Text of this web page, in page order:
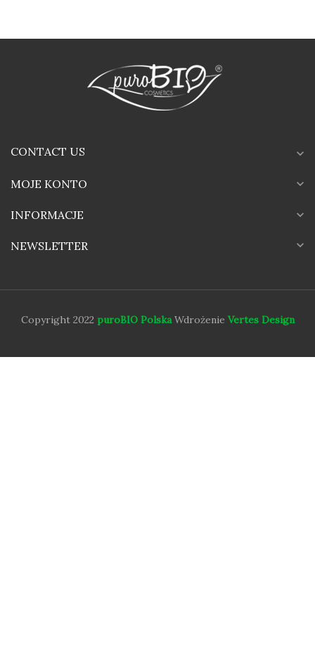
CONTACT US expand_more
MOJE KONTO expand_more
INFORMACJE expand_more
NEWSLETTER expand_more
Copyright 2022 puroBIO PolskaWdrożenie Vertes Design